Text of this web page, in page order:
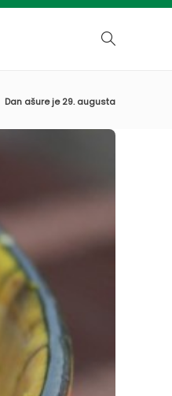
Dan ašure je 29. augusta